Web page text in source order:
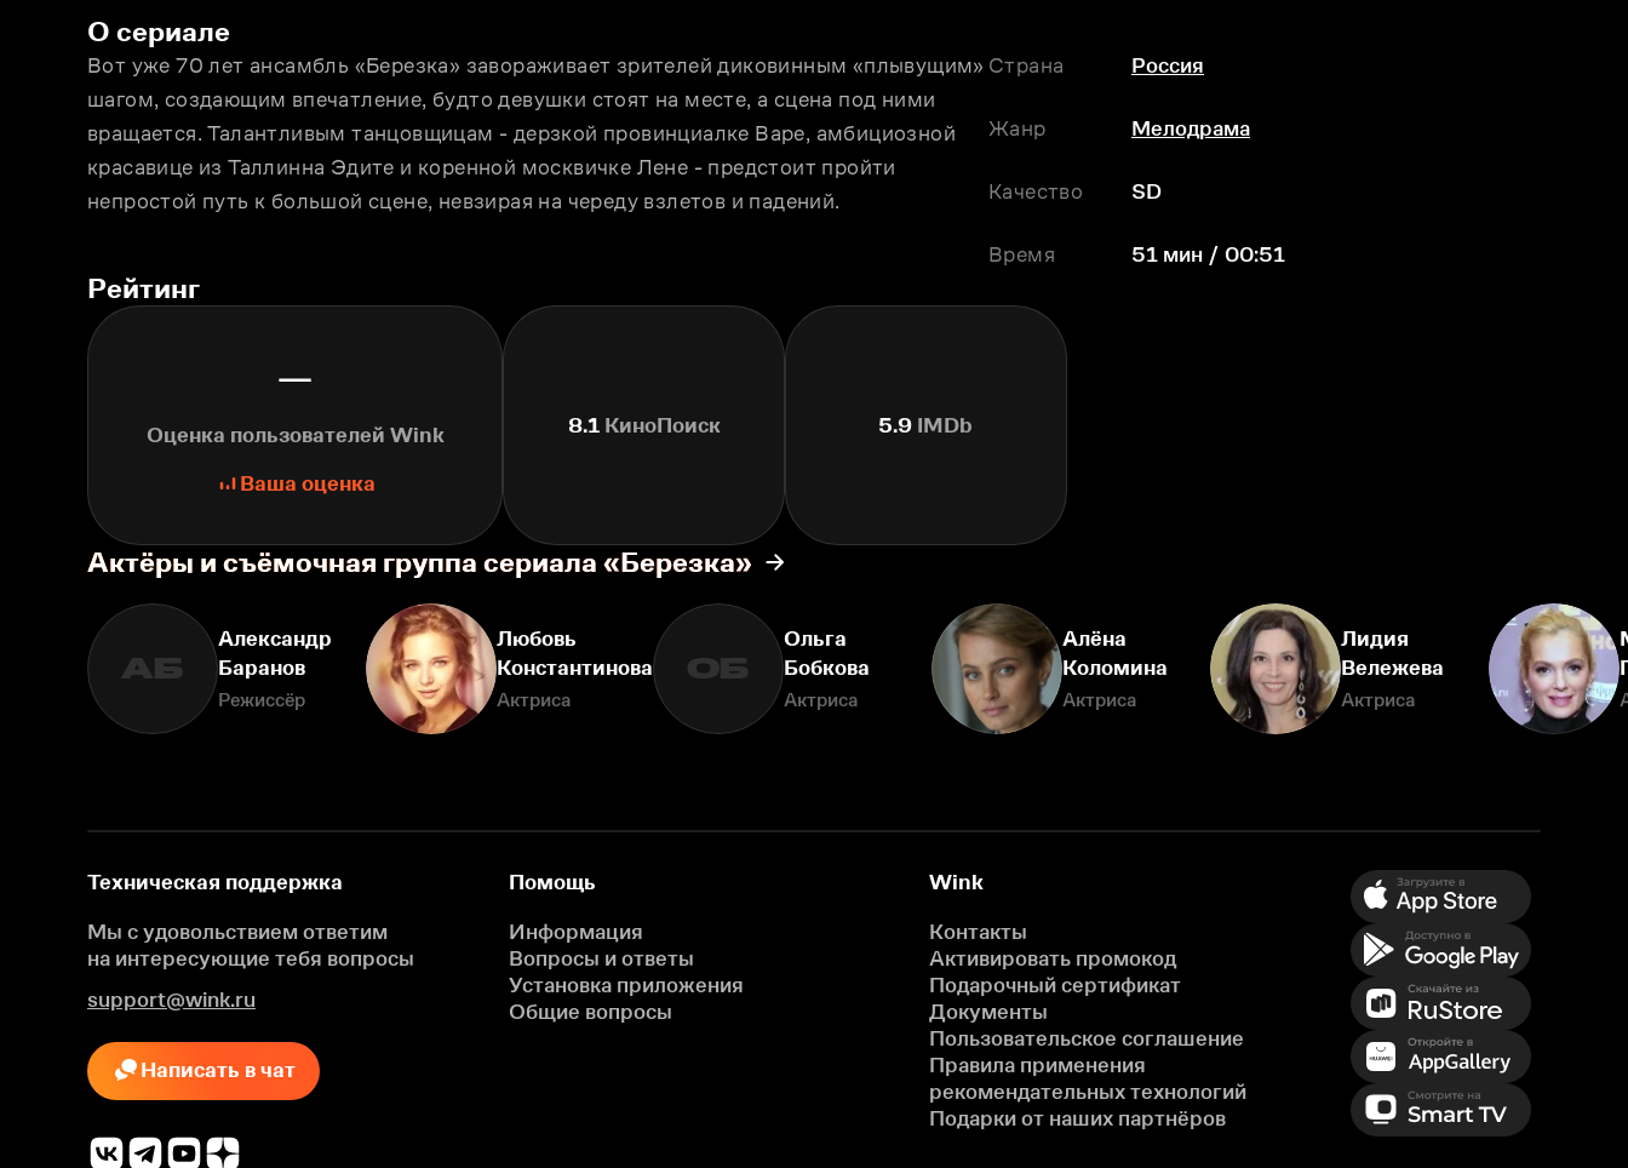
О сериале
Вот уже 70 лет ансамбль «Березка» завораживает зрителей диковинным «плывущим»
шагом, создающим впечатление, будто девушки стоят на месте, а сцена под ними
вращается. Талантливым танцовщицам - дерзкой провинциалке Варе, амбициозной
красавице из Таллинна Эдите и коренной москвичке Лене - предстоит пройти
непростой путь к большой сцене, невзирая на череду взлeтов и падений.
Страна Россия
Жанр Мелодрама
Качество SD
Время 51 мин / 00:51
Рейтинг
—
Оценка пользователей Wink
Ваша оценка
8.1КиноПоиск 5.9 IMDb
Актёры и съёмочная группа сериала «Березка»
АБ
Александр
Баранов
Режиссёр
Любовь
Константинова
Актриса
ОБ
Ольга
Бобкова
Актриса
Алёна
Коломина
Актриса
Лидия
Вележева
Актриса
Техническая поддержка
Мы с удовольствием ответим
на интересующие тебя вопросы
support@wink.ru
Написать в чат
Помощь
Информация
Вопросы и ответы
Установка приложения
Общие вопросы
Wink
Контакты
Активировать промокод
Подарочный сертификат
Документы
Пользовательское соглашение
Правила применения
рекомендательных технологий
Подарки от наших партнёров